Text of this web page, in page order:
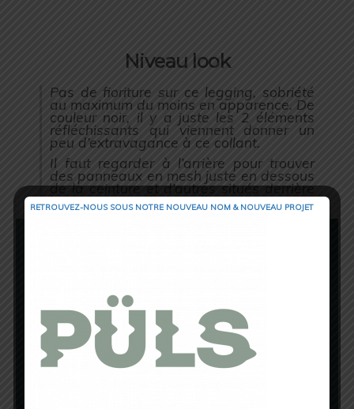
Niveau look
Pas de fioriture sur ce legging, sobriété
au maximum du moins en apparence. De
couleur noir, il y a juste les 2 éléments
réfléchissants qui viennent donner un
peu d’extravagance à ce collant.
Il faut regarder à l’arrière pour trouver
des panneaux en mesh juste en dessous
de la ceinture et d’autres situés derrière
la cuisse jusqu’à mi-mollet.
RETROUVEZ-NOUS SOUS NOTRE NOUVEAU NOM & NOUVEAU PROJET